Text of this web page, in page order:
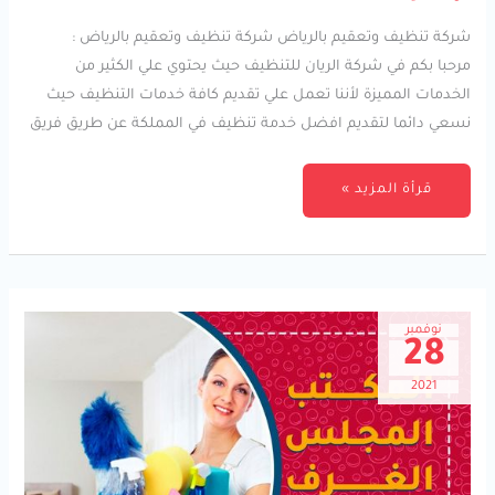
شركة تنظيف وتعقيم بالرياض شركة تنظيف وتعقيم بالرياض :
مرحبا بكم في شركة الريان للتنظيف حيث يحتوي علي الكثير من
الخدمات المميزة لأننا تعمل علي تقديم كافة خدمات التنظيف حيث
نسعي دائما لتقديم افضل خدمة تنظيف في المملكة عن طريق فريق
قرأة المزيد »
نوفمبر
28
2021